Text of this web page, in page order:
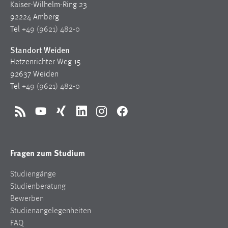
Kaiser-Wilhelm-Ring 23
92224 Amberg
Tel +49 (9621) 482-0
Standort Weiden
Hetzenrichter Weg 15
92637 Weiden
Tel +49 (9621) 482-0
RSS YouTubeXing LinkedInInstagramFacebook
Fragen zum Studium
Studiengänge
Studienberatung
Bewerben
Studienangelegenheiten
FAQ